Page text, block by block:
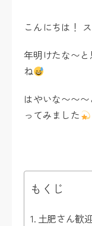
こんにちは！
年明けたな〜
ね
はやいな〜〜
ってみました
もくじ
土肥さん歓